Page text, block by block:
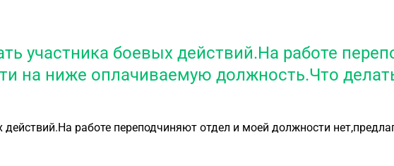
участника боевых действий.На работе
на ниже оплачиваемую должность.Что
работе переподчиняют отдел и моей должности